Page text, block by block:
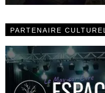
PARTENAIRE CULTUREL